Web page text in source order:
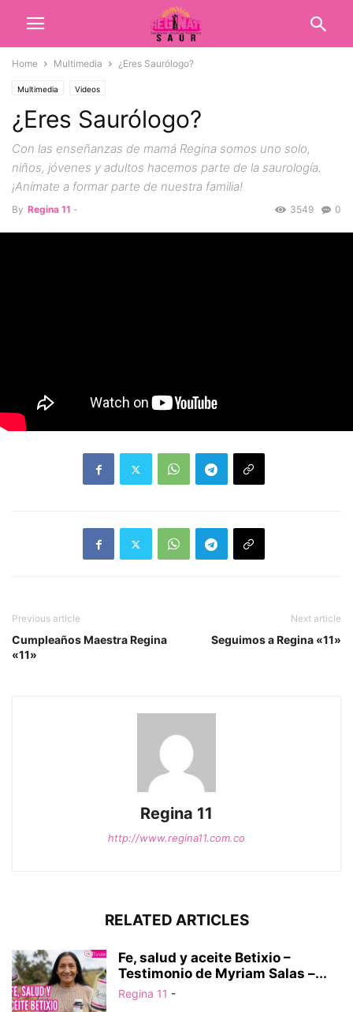
Home Multimedia ¿Eres Saurólogo?
Multimedia Videos
¿Eres Saurólogo?
Con las enseñanzas de mamá Regina somos uno solo,
niños, jóvenes y adultos hacemos parte de la saurología.
¡Anímate a formar parte de nuestra familia!
By Regina 11 - 0
3549
Previous article
Cumpleaños Maestra Regina
«11»
Next article
Seguimos a Regina «11»
Regina 11
http://www.regina11.com.co
RELATED ARTICLES
Fe, salud y aceite Betixio –
Testimonio de Myriam Salas –...
Regina 11 -